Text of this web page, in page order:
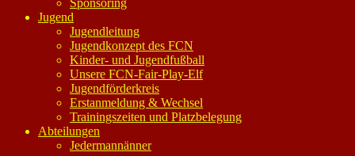
Sponsoring
Jugend
Jugendleitung
Jugendkonzept des FCN
Kinder- und Jugendfußball
Unsere FCN-Fair-Play-Elf
Jugendförderkreis
Erstanmeldung & Wechsel
Trainingszeiten und Platzbelegung
Abteilungen
Jedermannänner